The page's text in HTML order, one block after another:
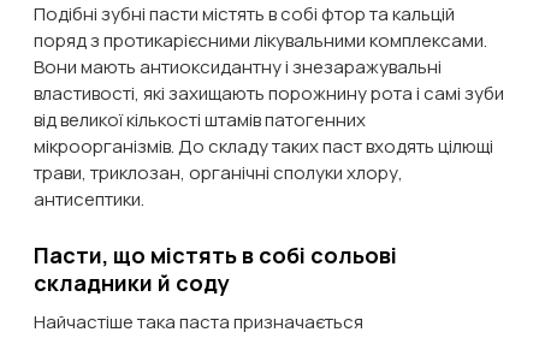
Подібні зубні пасти містять в собі фтор та кальцій
поряд з протикарієсними лікувальними комплексами.
Вони мають антиоксидантну і знезаражувальні
властивості, які захищають порожнину рота і самі зуби
від великої кількості штамів патогенних
мікроорганізмів. До складу таких паст входять цілющі
трави, триклозан, органічні сполуки хлору,
антисептики.
Пасти, що містять в собі сольові
складники й соду
Найчастіше така паста призначається